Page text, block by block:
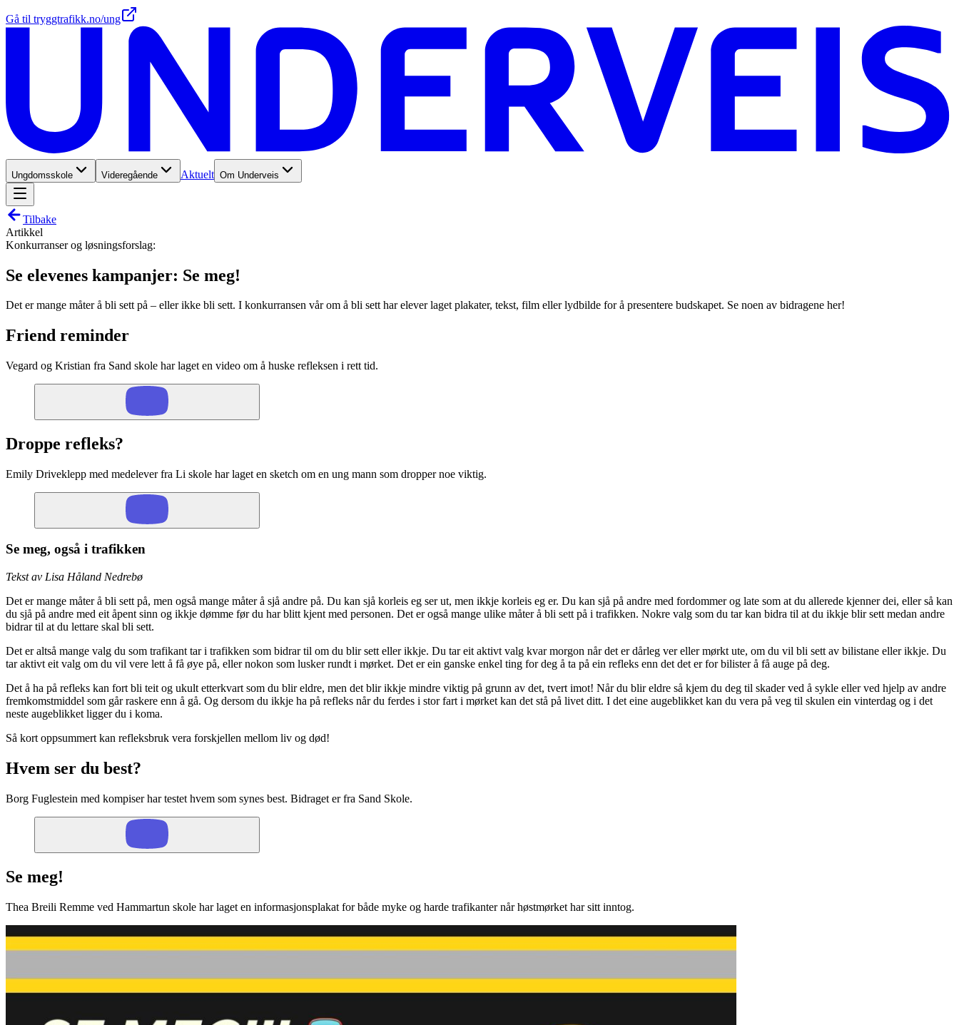
Gå til tryggtrafikk.no/ung
Ungdomsskole Videregående Aktuelt Om Underveis
Tilbake
Artikkel
Konkurranser og løsningsforslag:
Se elevenes kampanjer: Se meg!
Det er mange måter å bli sett på – eller ikke bli sett. I konkurransen vår om å bli sett har elever laget plakater, tekst, film eller lydbilde for å presentere budskapet. Se noen av bidragene her!
Friend reminder
Vegard og Kristian fra Sand skole har laget en video om å huske refleksen i rett tid.
Droppe refleks?
Emily Driveklepp med medelever fra Li skole har laget en sketch om en ung mann som dropper noe viktig.
Se meg, også i trafikken
Tekst av Lisa Håland Nedrebø
Det er mange måter å bli sett på, men også mange måter å sjå andre på. Du kan sjå korleis eg ser ut, men ikkje korleis eg er. Du kan sjå på andre med fordommer og late som at du allerede kjenner dei, eller så kan
du sjå på andre med eit åpent sinn og ikkje dømme før du har blitt kjent med personen. Det er også mange ulike måter å bli sett på i trafikken. Nokre valg som du tar kan bidra til at du ikkje blir sett medan andre
bidrar til at du lettare skal bli sett.
Det er altså mange valg du som trafikant tar i trafikken som bidrar til om du blir sett eller ikkje. Du tar eit aktivt valg kvar morgon når det er dårleg ver eller mørkt ute, om du vil bli sett av bilistane eller ikkje. Du
tar aktivt eit valg om du vil vere lett å få øye på, eller nokon som lusker rundt i mørket. Det er ein ganske enkel ting for deg å ta på ein refleks enn det det er for bilister å få auge på deg.
Det å ha på refleks kan fort bli teit og ukult etterkvart som du blir eldre, men det blir ikkje mindre viktig på grunn av det, tvert imot! Når du blir eldre så kjem du deg til skader ved å sykle eller ved hjelp av andre
fremkomstmiddel som går raskere enn å gå. Og dersom du ikkje ha på refleks når du ferdes i stor fart i mørket kan det stå på livet ditt. I det eine augeblikket kan du vera på veg til skulen ein vinterdag og i det
neste augeblikket ligger du i koma.
Så kort oppsummert kan refleksbruk vera forskjellen mellom liv og død!
Hvem ser du best?
Borg Fuglestein med kompiser har testet hvem som synes best. Bidraget er fra Sand Skole.
Se meg!
Thea Breili Remme ved Hammartun skole har laget en informasjonsplakat for både myke og harde trafikanter når høstmørket har sitt inntog.